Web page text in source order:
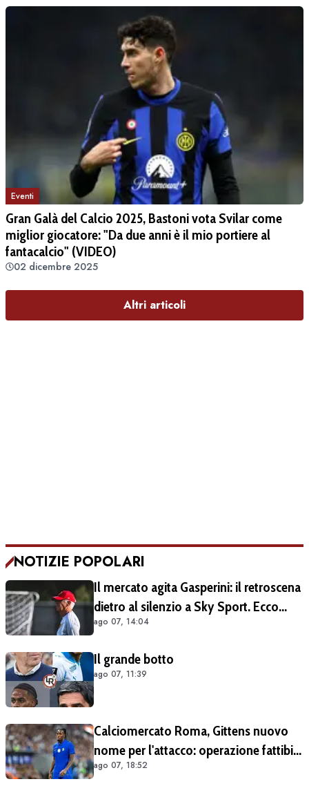
Eventi
Gran Galà del Calcio 2025, Bastoni vota Svilar come
miglior giocatore: "Da due anni è il mio portiere al
fantacalcio" (VIDEO)
02 dicembre 2025
Altri articoli
NOTIZIE POPOLARI
Il mercato agita Gasperini: il retroscena
dietro al silenzio a Sky Sport. Ecco
cosa è emerso dal meeting con la
ago 07, 14:04
Il grande botto
ago 07, 11:39
Calciomercato Roma, Gittens nuovo
nome per l'attacco: operazione fattibile
solo in prestito
ago 07, 18:52